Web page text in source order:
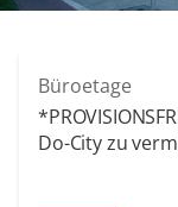
Büroetage
Do-City zu